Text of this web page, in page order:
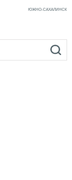
ЮЖНО-САХАЛИНСК